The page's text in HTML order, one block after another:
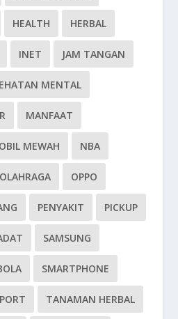
HEALTH HERBAL
INET JAM TANGAN
MENTAL
MANFAAT
MEWAH NBA
OLAHRAGA OPPO
PENYAKIT PICKUP
SAMSUNG
SMARTPHONE
TANAMAN HERBAL